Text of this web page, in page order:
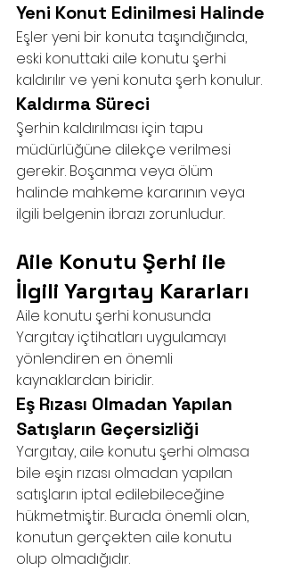
Yeni Konut Edinilmesi Halinde
Eşler yeni bir konuta taşındığında,
eski konuttaki aile konutu şerhi
kaldırılır ve yeni konuta şerh konulur.
Kaldırma Süreci
Şerhin kaldırılması için tapu
müdürlüğüne dilekçe verilmesi
gerekir. Boşanma veya ölüm
halinde mahkeme kararının veya
ilgili belgenin ibrazı zorunludur.
Aile Konutu Şerhi ile
İlgili Yargıtay Kararları
Aile konutu şerhi konusunda
Yargıtay içtihatları uygulamayı
yönlendiren en önemli
kaynaklardan biridir.
Eş Rızası Olmadan Yapılan
Satışların Geçersizliği
Yargıtay, aile konutu şerhi olmasa
bile eşin rızası olmadan yapılan
satışların iptal edilebileceğine
hükmetmiştir. Burada önemli olan,
konutun gerçekten aile konutu
olup olmadığıdır.